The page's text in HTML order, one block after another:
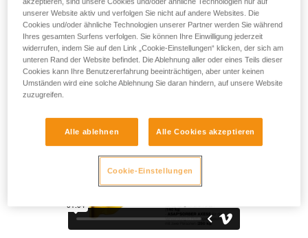
als zwei Meter pro Sekunde) blockiert das Gerät am Seil und
fängt Sie auf. Wählen Sie entsprechend Ihren Bedürfnissen
einen Falldämpfer ASAP’SORBER 20 oder 40, um bequem
in mehr oder weniger großem Abstand zum Seil arbeiten zu
können.
unserer Website aktiv und verfolgen Sie nicht auf andere Websites. Die
Cookies und/oder ähnliche Technologien unserer Partner werden Sie während
Ihres gesamten Surfens verfolgen. Sie können Ihre Einwilligung jederzeit
widerrufen, indem Sie auf den Link „Cookie-Einstellungen“ klicken, der sich am
unteren Rand der Website befindet. Die Ablehnung aller oder eines Teils dieser
Cookies kann Ihre Benutzererfahrung beeinträchtigen, aber unter keinen
Umständen wird eine solche Ablehnung Sie daran hindern, auf unsere Website
zuzugreifen.
Alle ablehnen Alle Cookies akzeptieren
Cookie-Einstellungen